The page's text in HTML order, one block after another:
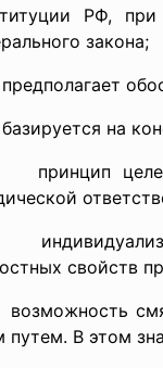
РФ, при
закона;
на
свойств
путем. В этом